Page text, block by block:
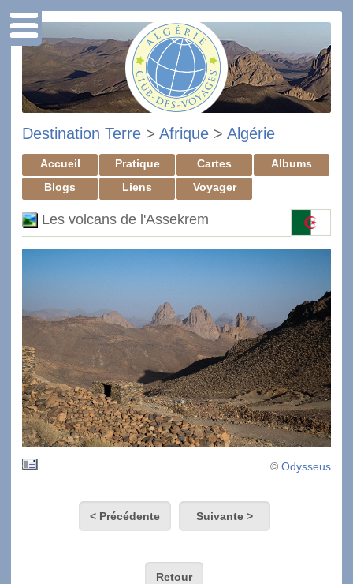
Destination Terre > Afrique > Algérie
Accueil Pratique Cartes
Albums
Blogs
Liens Voyager
Les volcans de l'Assekrem
© Odysseus
< Précédente Suivante >
Retour